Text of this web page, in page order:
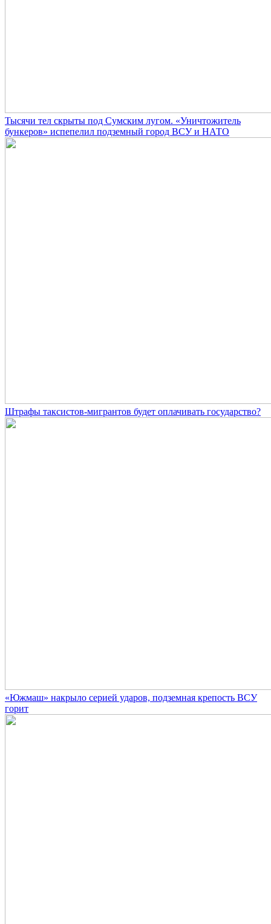
Тысячи тел скрыты под Сумским лугом. «Уничтожитель
бункеров» испепелил подземный город ВСУ и НАТО
Штрафы таксистов-мигрантов будет оплачивать государство?
«Южмаш» накрыло серией ударов, подземная крепость ВСУ
горит